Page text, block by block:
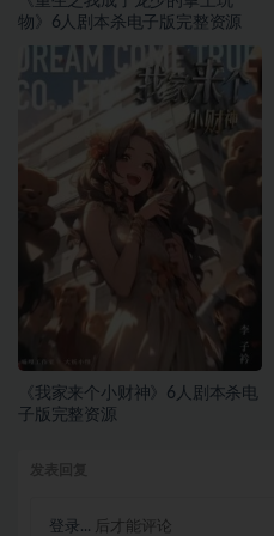
物》6人剧本杀电子版完整资源
《我家来个小财神》6人剧本杀电
子版完整资源
登录... 后才能评论